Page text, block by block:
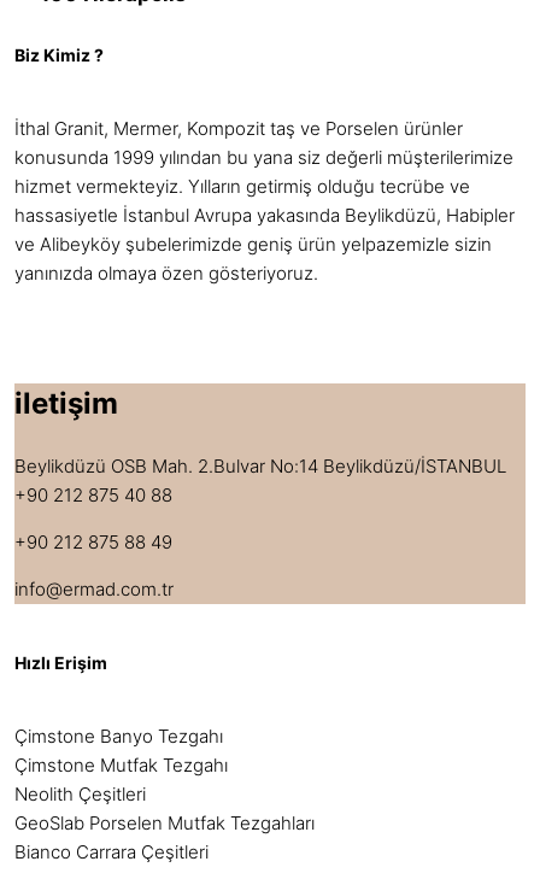
Biz Kimiz ?
İthal Granit, Mermer, Kompozit taş ve Porselen ürünler
konusunda 1999 yılından bu yana siz değerli müşterilerimize
hizmet vermekteyiz. Yılların getirmiş olduğu tecrübe ve
hassasiyetle İstanbul Avrupa yakasında Beylikdüzü, Habipler
ve Alibeyköy şubelerimizde geniş ürün yelpazemizle sizin
yanınızda olmaya özen gösteriyoruz.
iletişim
Beylikdüzü OSB Mah. 2.Bulvar No:14 Beylikdüzü/İSTANBUL
+90 212 875 40 88
+90 212 875 88 49
info@ermad.com.tr
Hızlı Erişim
Çimstone Banyo Tezgahı
Çimstone Mutfak Tezgahı
Neolith Çeşitleri
GeoSlab Porselen Mutfak Tezgahları
Bianco Carrara Çeşitleri